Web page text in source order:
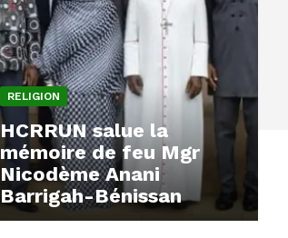
RELIGION
HCRRUN salue la
mémoire de feu Mgr
Nicodème Anani
Barrigah-Bénissan